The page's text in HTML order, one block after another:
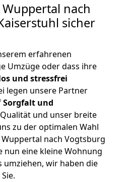
Wuppertal nach
sicher
erfahrenen
Umzüge oder dass ihre
und stressfrei
legen unsere Partner
Sorgfalt und
und unser breite
zu der optimalen Wahl
nach Vogtsburg
nun eine kleine Wohnung
umziehen, wir haben die